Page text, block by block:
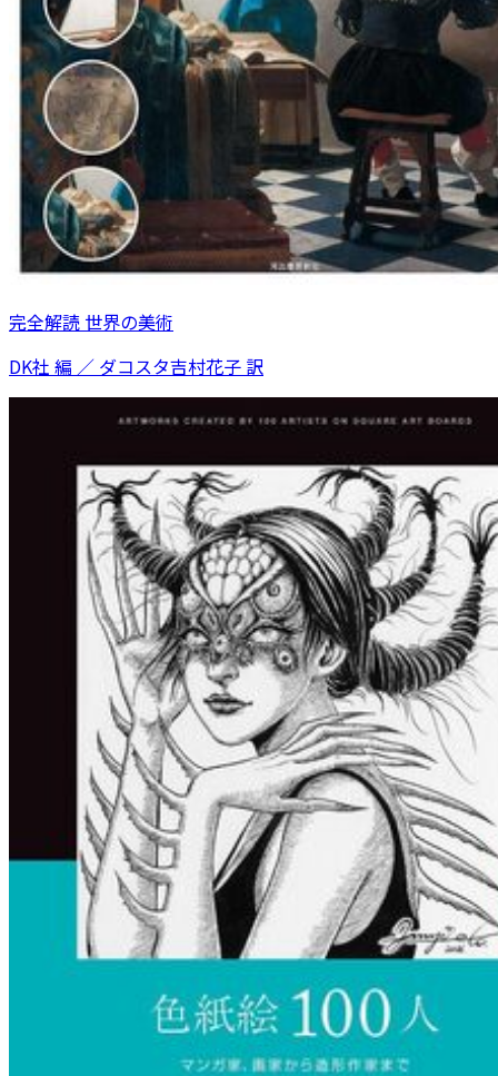
完全解読 世界の美術
DK社 編 ／ ダコスタ吉村花子 訳